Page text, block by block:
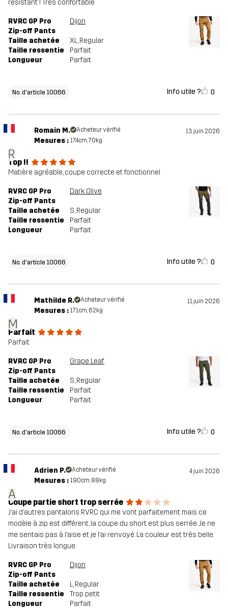
résistant ! Très confortable
RVRC GP Pro
Zip-off Pants
Dijon
Taille achetée XL, Regular
Taille ressentie
Parfait
Longueur
Parfait
No. d'article 10066 Info utile ? 0
R
Romain M. Acheteur vérifié 13 juin 2026
Mesures : 174cm, 70kg
Top !!
Matière agréable, coupe correcte et fonctionnel
RVRC GP Pro
Zip-off Pants
Dark Olive
Taille achetée S, Regular
Taille ressentie
Parfait
Longueur
Parfait
No. d'article 10066 Info utile ? 0
M
Mathilde R. Acheteur vérifié 11 juin 2026
Mesures : 171cm, 62kg
Parfait
Parfait
RVRC GP Pro
Zip-off Pants
Grape Leaf
Taille achetée S, Regular
Taille ressentie
Parfait
Longueur
Parfait
No. d'article 10066 Info utile ? 0
A
Adrien P. Acheteur vérifié 4 juin 2026
Mesures : 190cm, 88kg
Coupe partie short trop serrée
J’ai d’autres pantalons RVRC qui me vont parfaitement mais ce
modèle à zip est différent, la coupe du short est plus serrée. Je ne
me sentais pas à l’aise et je l’ai renvoyé. La couleur est très belle.
Livraison très longue.
RVRC GP Pro
Zip-off Pants
Dijon
Taille achetée L, Regular
Taille ressentie
Trop petit
Longueur
Parfait